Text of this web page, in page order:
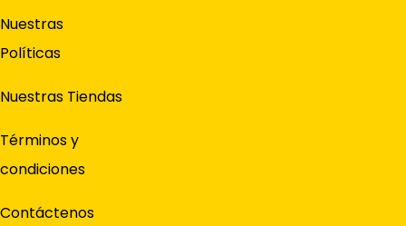
Nuestras
Políticas
Nuestras Tiendas
Términos y
condiciones
Contáctenos